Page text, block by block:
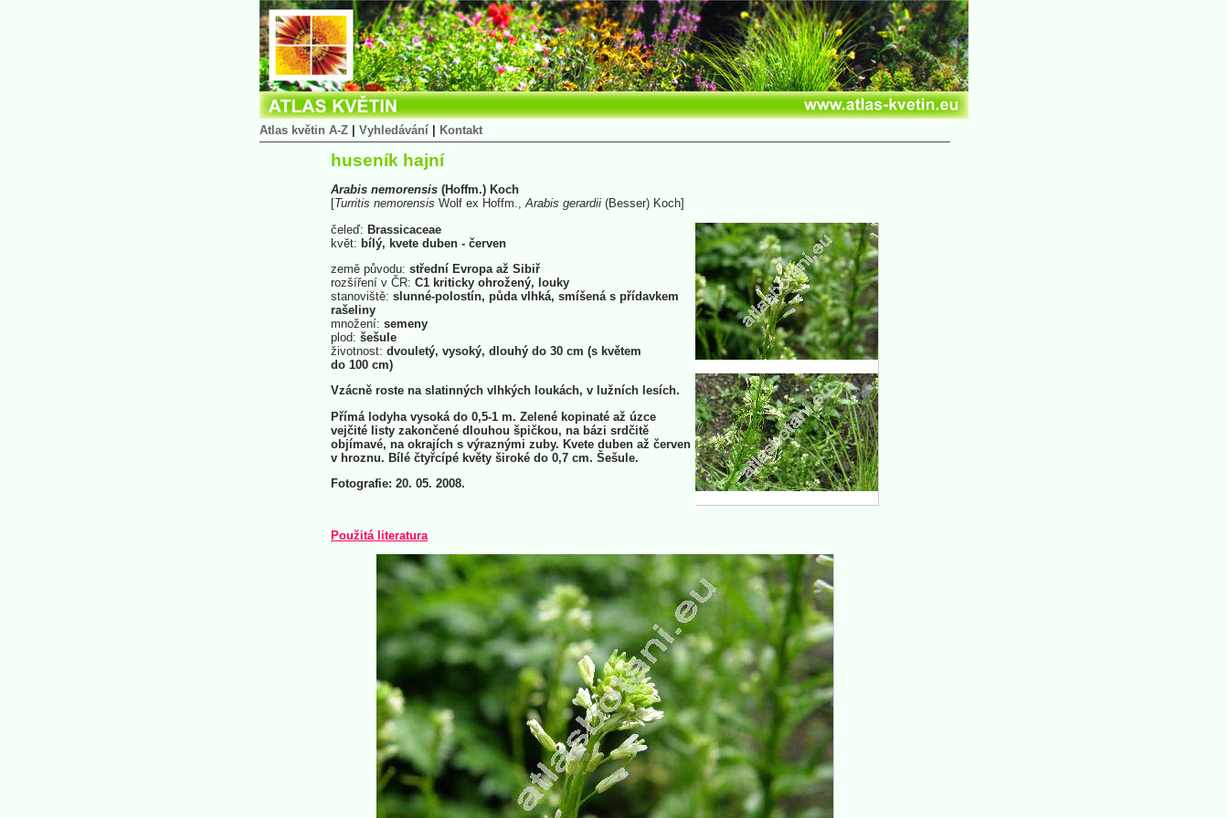
Atlas květin A-Z Vyhledávání Kontakt
huseník hajní
Arabis nemorensis (Hoffm.) Koch
[Turritis nemorensis Wolf ex Hoffm.,Arabis gerardii (Besser) Koch]
čeleď: Brassicaceae
květ: bílý, kvete duben - červen
země původu: střední Evropa až Sibiř
rozšíření v ČR: C1 kriticky ohrožený, louky
stanoviště: slunné-polostín, půda vlhká, smíšená s přídavkem
rašeliny
množení: semeny
plod: šešule
životnost: dvouletý, vysoký, dlouhý do 30 cm (s květem
do 100 cm)
Vzácně roste na slatinných vlhkých loukách, v lužních lesích.
Přímá lodyha vysoká do 0,5-1 m. Zelené kopinaté až úzce
vejčité listy zakončené dlouhou špičkou, na bázi srdčitě
objímavé, na okrajích s výraznými zuby. Kvete duben až červen
v hroznu. Bílé čtyřcípé květy široké do 0,7 cm. Šešule.
Fotografie: 20. 05. 2008.
Použitá literatura